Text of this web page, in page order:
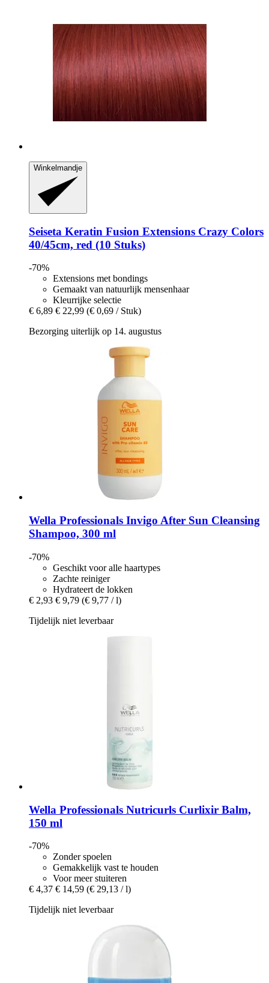
Winkelmandje
Seiseta Keratin Fusion Extensions Crazy Colors
40/45cm, red (10 Stuks)
-70%
Extensions met bondings
Gemaakt van natuurlijk mensenhaar
Kleurrijke selectie
€ 6,89 € 22,99 (€ 0,69 / Stuk)
Bezorging uiterlijk op 14. augustus
Wella Professionals Invigo After Sun Cleansing
Shampoo, 300 ml
-70%
Geschikt voor alle haartypes
Zachte reiniger
Hydrateert de lokken
€ 2,93 € 9,79 (€ 9,77 / l)
Tijdelijk niet leverbaar
Wella Professionals Nutricurls Curlixir Balm,
150 ml
-70%
Zonder spoelen
Gemakkelijk vast te houden
Voor meer stuiteren
€ 4,37 € 14,59 (€ 29,13 / l)
Tijdelijk niet leverbaar